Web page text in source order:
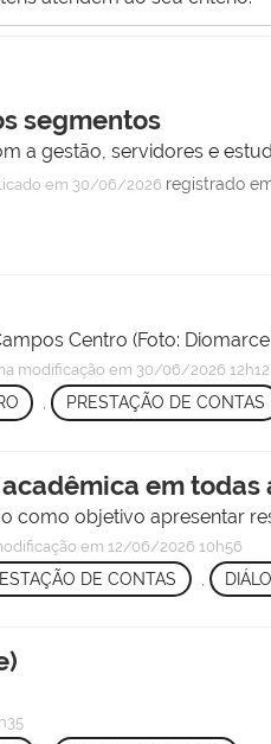
segmentos
a gestão, servidores e
em 30/06/2026 registrado
Centro (Foto:
modificação em 30/06/2026 12h12
, PRESTAÇÃO DE CONTAS
em
como objetivo apresentar
em 12/06/2026 10h56
DE CONTAS ,